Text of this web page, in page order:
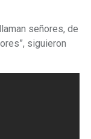
señores, de
siguieron